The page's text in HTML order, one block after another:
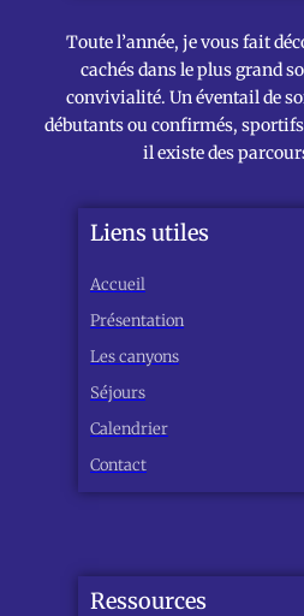
Toute l’année, je vous fait
cachés dans le plus grand
convivialité. Un éventail de
débutants ou confirmés,
il existe des
Liens utiles
Accueil
Présentation
Les canyons
Séjours
Calendrier
Contact
Ressources